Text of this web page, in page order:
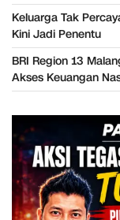
Keluarga Tak
Kini Jadi Penentu
BRI Region 13
Akses Keuangan